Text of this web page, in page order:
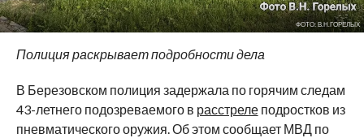
ФОТО: В.Н.ГОРЕЛЫХ
Полиция раскрывает подробности дела
В Березовском полиция задержала по горячим следам
43-летнего подозреваемого в расстрелеподростков из
пневматического оружия. Об этом сообщает МВД по